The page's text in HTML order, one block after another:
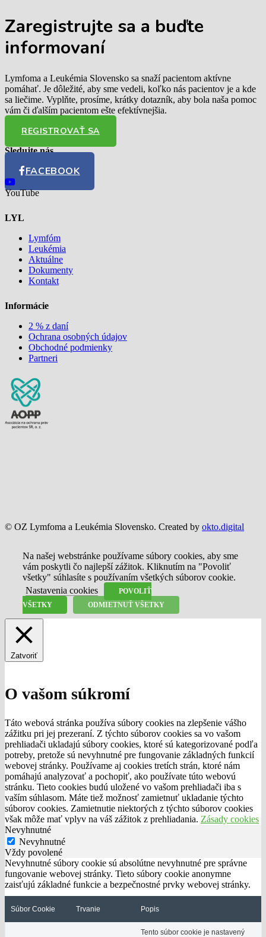
Zaregistrujte sa a buďte
informovaní
Lymfoma a Leukémia Slovensko sa snaží pacientom aktívne
pomáhať. Je dôležité, aby sme vedeli, koľko nás pacientov je a kde
sa liečime. Vyplňte, prosíme, krátky dotazník, aby bola naša pomoc
vám či ďalším pacientom ešte efektívnejšia.
REGISTROVAŤ SA
Sledujte nás
FACEBOOK
YouTube
LYL
Lymfóm
Leukémia
Aktuálne
Dokumenty
Kontakt
Informácie
2 % z daní
Ochrana osobných údajov
Obchodné podmienky
Partneri
© OZ Lymfoma a Leukémia Slovensko. Created by okto.digital
Na našej webstránke používame súbory cookies, aby sme
vám poskytli čo najlepší zážitok. Kliknutím na "Povoliť
všetky" súhlasíte s používaním všetkých súborov cookie.
Nastavenia cookies
POVOLIŤ
VŠETKY
ODMIETNUŤ VŠETKY
Zatvoriť
O vašom súkromí
Táto webová stránka používa súbory cookies na zlepšenie vášho
zážitku pri jej prezeraní. Z týchto súborov cookies sa vo vašom
prehliadači ukladajú súbory cookies, ktoré sú kategorizované podľa
potreby, pretože sú nevyhnutné pre fungovanie základných funkcií
webovej stránky. Používame aj cookies tretích strán, ktoré nám
pomáhajú analyzovať a pochopiť, ako používate túto webovú
stránku. Tieto cookies budú uložené vo vašom prehliadači iba s
vaším súhlasom. Máte tiež možnosť zamietnuť ukladanie týchto
súborov cookies. Zamietnutie niektorých z týchto súborov cookies
však môže mať vplyv na váš zážitok z prehliadania. Zásady cookies
Nevyhnutné
Nevyhnutné
Vždy povolené
Nevyhnutné súbory cookie sú absolútne nevyhnutné pre správne
fungovanie webovej stránky. Tieto súbory cookie anonymne
zaisťujú základné funkcie a bezpečnostné prvky webovej stránky.
Súbor Cookie Trvanie Popis
Tento súbor cookie je nastavený